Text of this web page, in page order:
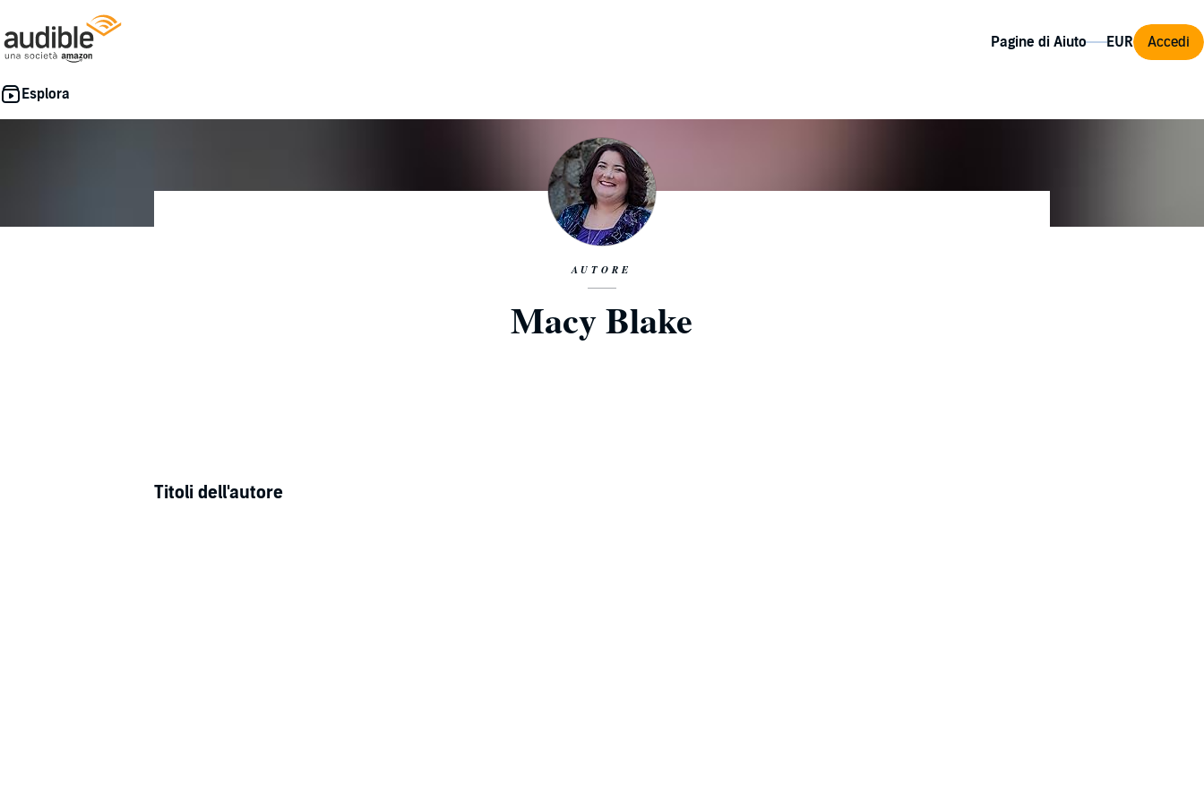
Pagine di Aiuto Accedi
AUTORE
Macy Blake
Titoli dell'autore